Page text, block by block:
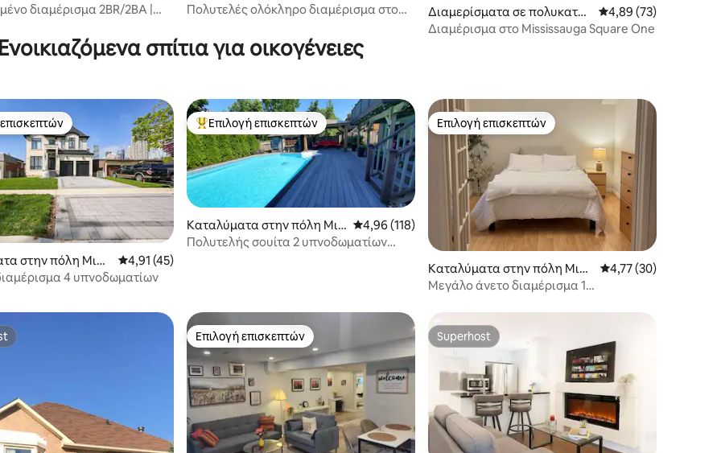
Μισισάουγκα
διαμέρισμα 2BR/2BA |
ικία στην πόλη Τορόντο
Πολυτελές ολόκληρο διαμέρισμα στο
Διαμερίσματα σε πολυκατοι
κία στην πόλη Μισισάουγκα
Μέση βαθμολογία:
4,89 (73)
Διαμέρισμα στο Mississauga Square One
Ενοικιαζόμενα σπίτια για οικογένειες
5, 31 κριτικές
στην πόλη Μισι
Μέση βαθμολογία: 4,91 στα 5, 45 κριτικές
4,91 (45)
4 υπνοδωματίων
Κορυφαία επιλογή επισκεπτών
Επιλογή επισκεπτών
Καταλύματα στην πόλη Μισ
ισάουγκα
Μέση βαθμολογία: 4,96 στα 5, 118 κριτικές
4,96 (118)
Πολυτελής σουίτα 2 υπνοδωματίων
Επιλογή επισκεπτών
Επιλογή επισκεπτών
Καταλύματα στην πόλη Μισι
σάουγκα
Μέση βαθμολογία:
4,77 (30)
Μεγάλο άνετο διαμέρισμα 1
Επιλογή επισκεπτών
Επιλογή επισκεπτών Superhost
Superhost